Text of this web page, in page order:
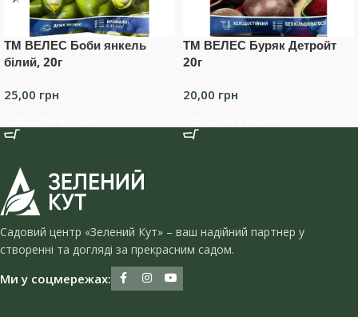
ТМ ВЕЛЕС Боби янкель
білий, 20г
25,00 грн
ТМ ВЕЛЕС Буряк Детройт
20г
20,00 грн
Садовий центр «Зелений Кут» – ваш надійний партнер у
створенні та догляді за прекрасним садом.
Ми у соцмережах: